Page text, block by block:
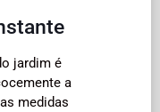
jardim é
a
medidas